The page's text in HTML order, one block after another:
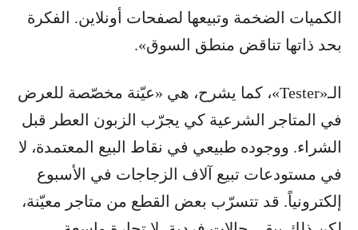
الكميات الضخمة وتبيعها لصفحات أونلاين. الفكرة
بحد ذاتها تناقض منطق السوق».
الـ«Tester»، كما يشرح، هي «عيّنة مخصّصة للعرض
في المتاجر الشرعية كي يجرّب الزبون العطر قبل
الشراء. ووجوده طبيعي في نقاط البيع المعتمدة، لا
في مستودعات تبيع آلاف الزجاجات في الأسبوع
إلكترونياً. قد تتسرّب بعض القطع من متاجر معيّنة،